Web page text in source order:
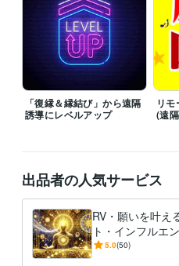
受賞歴
審美眼（占い師になる為の本）
ビジネス・クリエイティブツール
Excel:40年Word:40年
得意分野
占い Remote Viewer・占鑑定師
占い 遠隔透視・遠隔誘導・占い
リモート・インフルエ
復縁 ふくえ
「復縁＆縁結び」から遠隔
誘導にレベルアップ
リ
(遠
出品者の人気サービス
RV・願いを叶え
ト・インフルエ
恋愛、復縁、仕
5.0(50)